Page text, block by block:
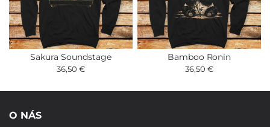
Sakura Soundstage
36,50 €
Bamboo Ronin
36,50 €
O NÁS